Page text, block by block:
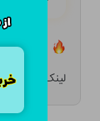
تعداد ۰ عدد در انبار موجود است
لینک کوتاه: